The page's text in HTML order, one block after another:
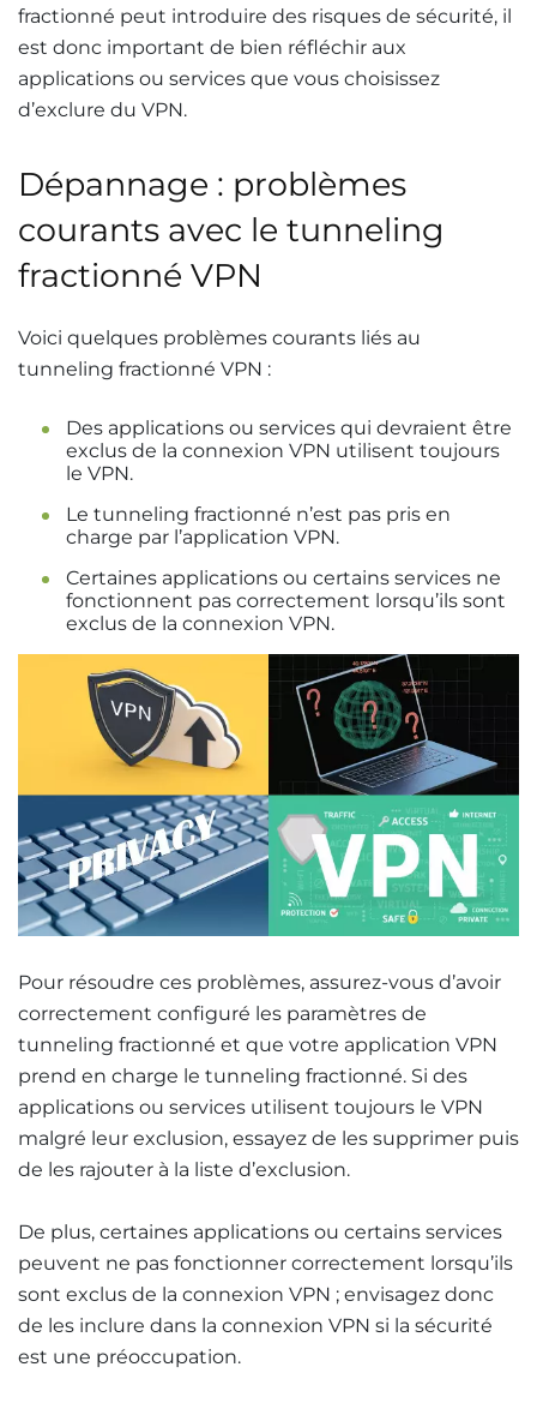
fractionné peut introduire des risques de sécurité, il
est donc important de bien réfléchir aux
applications ou services que vous choisissez
d’exclure du VPN.
Dépannage : problèmes
courants avec le tunneling
fractionné VPN
Voici quelques problèmes courants liés au
tunneling fractionné VPN :
Des applications ou services qui devraient être
exclus de la connexion VPN utilisent toujours
le VPN.
Le tunneling fractionné n’est pas pris en
charge par l’application VPN.
Certaines applications ou certains services ne
fonctionnent pas correctement lorsqu’ils sont
exclus de la connexion VPN.
Pour résoudre ces problèmes, assurez-vous d’avoir
correctement configuré les paramètres de
tunneling fractionné et que votre application VPN
prend en charge le tunneling fractionné. Si des
applications ou services utilisent toujours le VPN
malgré leur exclusion, essayez de les supprimer puis
de les rajouter à la liste d’exclusion.
De plus, certaines applications ou certains services
peuvent ne pas fonctionner correctement lorsqu’ils
sont exclus de la connexion VPN ; envisagez donc
de les inclure dans la connexion VPN si la sécurité
est une préoccupation.